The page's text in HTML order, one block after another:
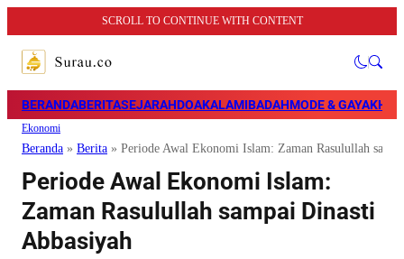
SCROLL TO CONTINUE WITH CONTENT
BERANDABERITASEJARAHDOAKALAMIBADAHMODE & GAYA
Ekonomi
Beranda » Berita » Periode Awal Ekonomi Islam: Zaman Rasulullah
Periode Awal Ekonomi Islam:
Zaman Rasulullah sampai Dinasti
Abbasiyah